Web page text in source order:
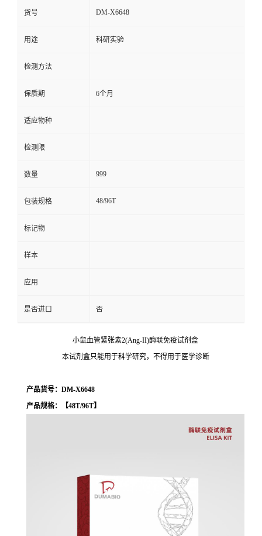
言
货号 DM-X6648
用途 科研实验
检测方法
保质期 6个月
适应物种
检测限
数量 999
包装规格 48/96T
标记物
样本
应用
是否进口 否
小鼠血管紧张素2(Ang-II)酶联免疫试剂盒
本试剂盒只能用于科学研究，不得用于医学诊断
产品货号：DM-X6648
产品规格：【48T/96T】